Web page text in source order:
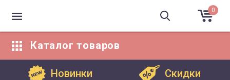
0
Каталог товаров
Новинки Скидки